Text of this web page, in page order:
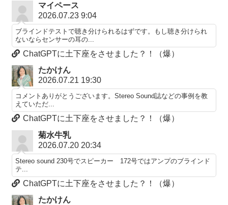
マイペース
2026.07.23 9:04
ブラインドテストで聴き分けられるはずです。もし聴き分けられ
ないならセンサーの耳の...
ChatGPTに土下座をさせました？！（爆）
たかけん
2026.07.21 19:30
コメントありがとうございます。Stereo Sound誌などの事例を教
えていただ...
ChatGPTに土下座をさせました？！（爆）
菊水牛乳
2026.07.20 20:34
Stereo sound 230号でスピーカー 172号ではアンプのブラインド
テ...
ChatGPTに土下座をさせました？！（爆）
たかけん